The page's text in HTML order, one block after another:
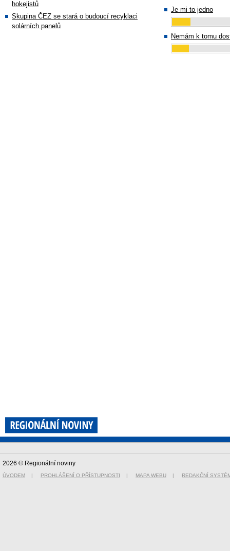
hokejistů
Skupina ČEZ se stará o budoucí recyklaci
solárních panelů
Je mi to jedno
Nemám k tomu
2026 © Regionální noviny
ÚVODEM | PROHLÁŠENÍ O PŘÍSTUPNOSTI | MAPA WEBU | REDAKČNÍ